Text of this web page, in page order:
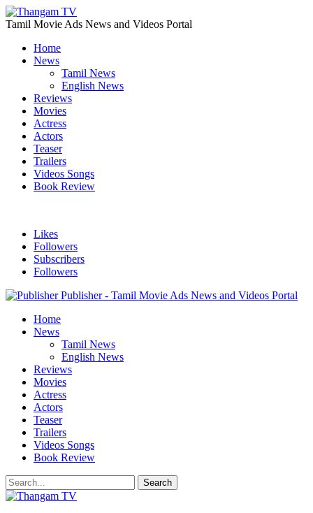
Tamil Movie Ads News and Videos Portal
Home
News
Tamil News
English News
Reviews
Movies
Actress
Actors
Teaser
Trailers
Videos Songs
Book Review
Likes
Followers
Subscribers
Followers
Publisher - Tamil Movie Ads News and Videos Portal
Home
News
Tamil News
English News
Reviews
Movies
Actress
Actors
Teaser
Trailers
Videos Songs
Book Review